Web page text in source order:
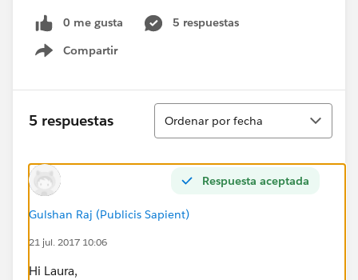
0 me gusta
5 respuestas
Compartir
Show menu
5 respuestas
Ordenar
Ordenar por fecha
Respuesta aceptada
Gulshan Raj (Publicis Sapient)
21 jul. 2017 10:06
Hi Laura,